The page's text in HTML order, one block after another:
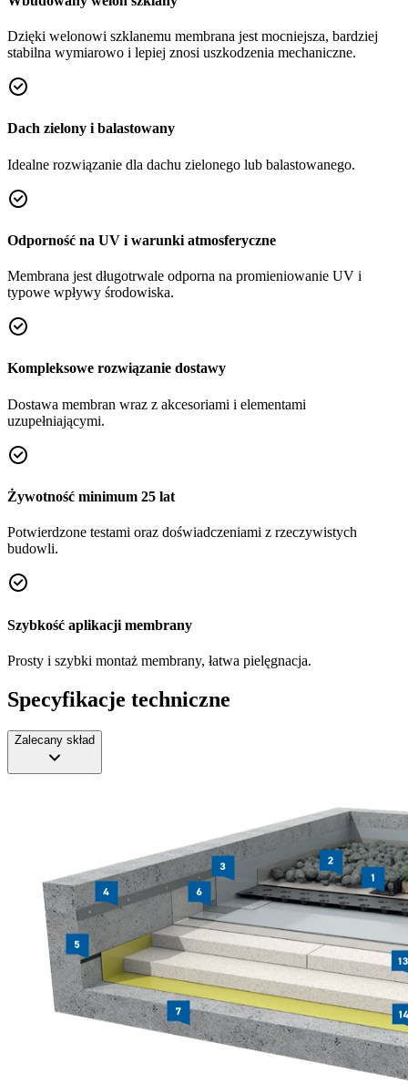
Dzięki welonowi szklanemu membrana jest mocniejsza, bardziej
stabilna wymiarowo i lepiej znosi uszkodzenia mechaniczne.
Dach zielony i balastowany
Idealne rozwiązanie dla dachu zielonego lub balastowanego.
Odporność na UV i warunki atmosferyczne
Membrana jest długotrwale odporna na promieniowanie UV i
typowe wpływy środowiska.
Kompleksowe rozwiązanie dostawy
Dostawa membran wraz z akcesoriami i elementami
uzupełniającymi.
Żywotność minimum 25 lat
Potwierdzone testami oraz doświadczeniami z rzeczywistych
budowli.
Szybkość aplikacji membrany
Prosty i szybki montaż membrany, łatwa pielęgnacja.
Specyfikacje techniczne
Zalecany skład